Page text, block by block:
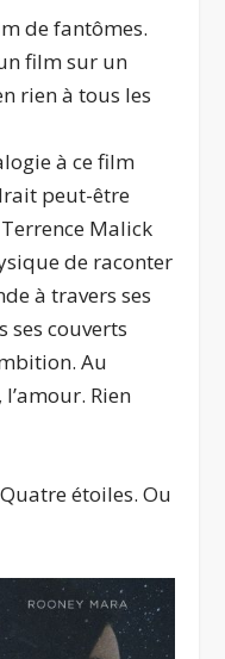
de fantômes.
film sur un
rien à tous les
à ce film
peut-être
Malick
de raconter
à travers ses
ses couverts
Au
Rien
étoiles. Ou